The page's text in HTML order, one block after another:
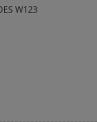
W123